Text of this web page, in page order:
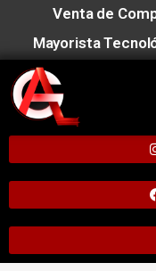
Venta de
Mayorista